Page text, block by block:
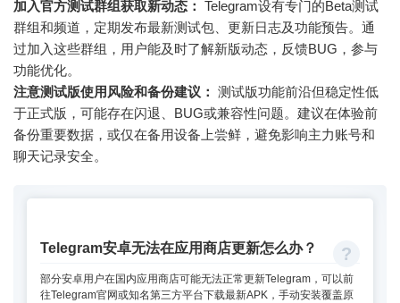
加入官方测试群组获取新动态： Telegram设有专门的Beta测试
群组和频道，定期发布最新测试包、更新日志及功能预告。通
过加入这些群组，用户能及时了解新版动态，反馈BUG，参与
功能优化。
注意测试版使用风险和备份建议： 测试版功能前沿但稳定性低
于正式版，可能存在闪退、BUG或兼容性问题。建议在体验前
备份重要数据，或仅在备用设备上尝鲜，避免影响主力账号和
聊天记录安全。
Telegram安卓无法在应用商店更新怎么办？
部分安卓用户在国内应用商店可能无法正常更新Telegram，可以前
往Telegram官网或知名第三方平台下载最新APK，手动安装覆盖原